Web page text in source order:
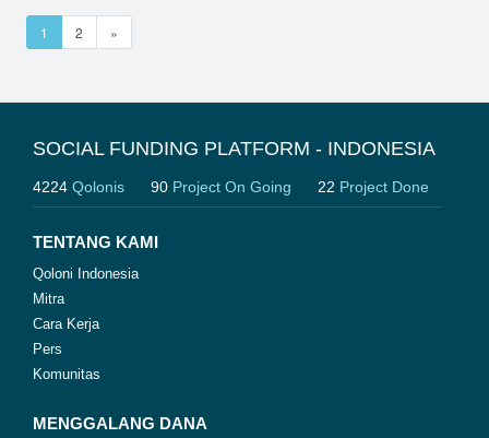
1 2 »
SOCIAL FUNDING PLATFORM - INDONESIA
4224 Qolonis 90 Project On Going 22 Project Done
TENTANG KAMI
Qoloni Indonesia
Mitra
Cara Kerja
Pers
Komunitas
MENGGALANG DANA